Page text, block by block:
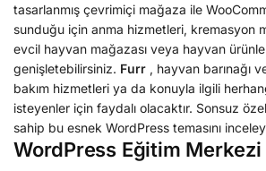
tasarlanmış çevrimiçi mağaza ile
sunduğu için anma hizmetleri, kremasyon
evcil hayvan mağazası veya hayvan
genişletebilirsiniz. Furr , hayvan barınağı
bakım hizmetleri ya da konuyla ilgili
isteyenler için faydalı olacaktır. Sonsuz
sahip bu esnek WordPress temasını
WordPress Eğitim Merkezi